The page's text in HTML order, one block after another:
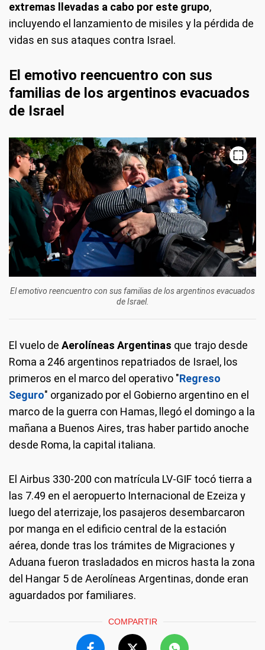
extremas llevadas a cabo por este grupo,
incluyendo el lanzamiento de misiles y la pérdida de
vidas en sus ataques contra Israel.
El emotivo reencuentro con sus
familias de los argentinos evacuados
de Israel
El emotivo reencuentro con sus familias de los argentinos evacuados
de Israel.
El vuelo de Aerolíneas Argentinas que trajo desde
Roma a 246 argentinos repatriados de Israel, los
primeros en el marco del operativo "Regreso
Seguro" organizado por el Gobierno argentino en el
marco de la guerra con Hamas, llegó el domingo a la
mañana a Buenos Aires, tras haber partido anoche
desde Roma, la capital italiana.
El Airbus 330-200 con matrícula LV-GIF tocó tierra a
las 7.49 en el aeropuerto Internacional de Ezeiza y
luego del aterrizaje, los pasajeros desembarcaron
por manga en el edificio central de la estación
aérea, donde tras los trámites de Migraciones y
Aduana fueron trasladados en micros hasta la zona
del Hangar 5 de Aerolíneas Argentinas, donde eran
aguardados por familiares.
COMPARTIR